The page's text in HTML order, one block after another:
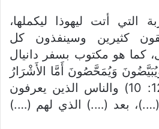
التي أتت ليهوذا ليكملها،
كثيرين وسينفذون كل
كما هو مكتوب بسفر دانيال
وَيُمَحَّصُونَ أَمَّا الأَشْرَارُ
فَيَفْعَلُونَ شَرّاً” (دا 12: 10) والناس الذين يعرفون
(….)، بعد (….) الذي لهم (….)